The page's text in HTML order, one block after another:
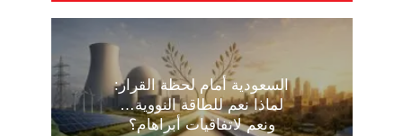
السعودية أمام لحظة القرار:
لماذا نعم للطاقة النووية…
ونعم لاتفاقيات أبراهام؟